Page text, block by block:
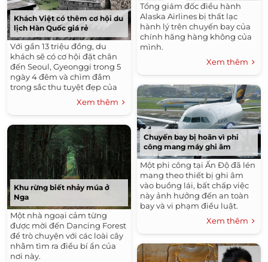
Khách Việt có thêm cơ hội du
lịch Hàn Quốc giá rẻ
Với gần 13 triệu đồng, du
khách sẽ có cơ hội đặt chân
đến Seoul, Gyeonggi trong 5
ngày 4 đêm và chìm đắm
trong sắc thu tuyệt đẹp của
Xem thêm
Khu rừng biết nhảy múa ở
Nga
Một nhà ngoại cảm từng
được mời đến Dancing Forest
để trò chuyện với các loài cây
nhằm tìm ra điều bí ẩn của
nơi này.
Tổng giám đốc điều hành
Alaska Airlines bị thất lạc
hành lý trên chuyến bay của
chính hãng hàng không của
mình.
Xem thêm
Chuyến bay bị hoãn vì phi
công mang máy ghi âm
Một phi công tại Ấn Độ đã lén
mang theo thiết bị ghi âm
vào buồng lái, bất chấp việc
này ảnh hưởng đến an toàn
bay và vi phạm điều luật.
Xem thêm